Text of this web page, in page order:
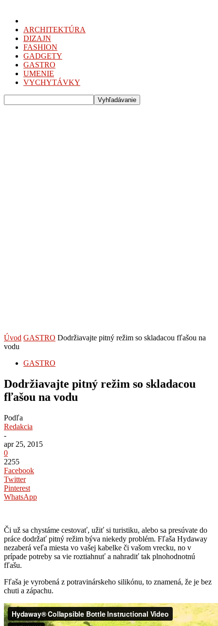
ARCHITEKTÚRA
DIZAJN
FASHION
GADGETY
GASTRO
UMENIE
VYCHYTÁVKY
Úvod GASTRO Dodržiavajte pitný režim so skladacou fľašou na
vodu
GASTRO
Dodržiavajte pitný režim so skladacou
fľašou na vodu
Podľa
Redakcia
-
apr 25, 2015
0
2255
Facebook
Twitter
Pinterest
WhatsApp
Či už sa chystáme cestovať, užiť si turistiku, alebo sa presúvate do
práce dodržať pitný režim býva niekedy problém. Fľaša Hydaway
nezaberá veľa miesta vo vašej kabelke či vašom vrecku, no v
prípade potreby sa vie roztiahnuť a nahradiť tak plnohodnotnú
fľašu.
Fľaša je vyrobená z potravinárskeho silikónu, to znamená, že je bez
chuti a zápachu.